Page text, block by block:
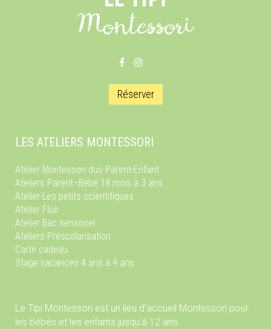
Réserver
LES ATELIERS MONTESSORI
Atelier Montessori duo Parent-Enfant
Ateliers Parent–Bébé 18 mois à 3 ans
Atelier Les petits scientifiques
Atelier Fluo
Atelier Bac sensoriel
Ateliers Préscolarisation
Carte cadeau
Stage vacances 4 ans à 9 ans
Le Tipi Montessori est un lieu d’accueil Montessori pour
les bébés et les enfants jusqu’à 12 ans.